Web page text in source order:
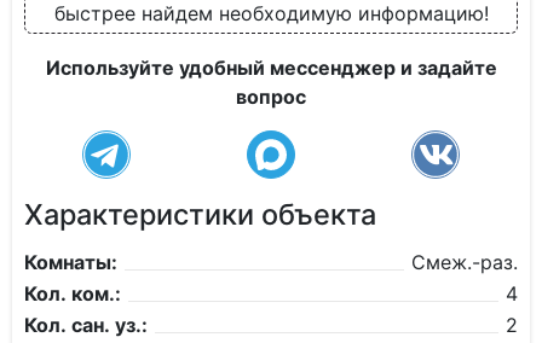
быстрее найдем необходимую информацию!
Используйте удобный мессенджер и задайте
вопрос
Характеристики объекта
Комнаты:
Смеж.-раз.
Кол. ком.:
4
Кол. сан. уз.:
2